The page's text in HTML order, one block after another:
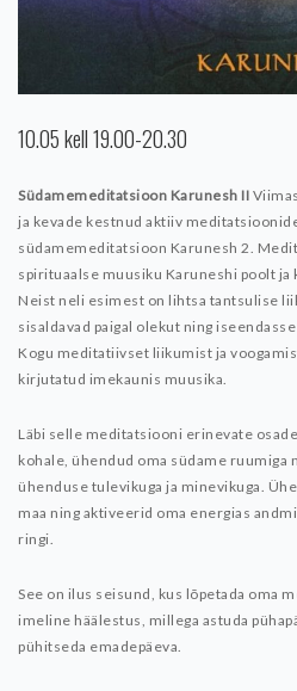
10.05 kell 19.00-20.30
Südamemeditatsioon Karunesh II
ja kevade kestnud aktiiv
südamemeditatsioon Karunesh 2.
spirituaalse muusiku Karuneshi poolt ja
Neist neli esimest on lihtsa tantsulise
sisaldavad paigal olekut ning
Kogu meditatiivset liikumist ja
kirjutatud imekaunis muusika.
Läbi selle meditatsiooni erinevate
kohale, ühendud oma südame ruumiga
ühenduse tulevikuga ja minevikuga.
maa ning aktiveerid oma energias
ringi.
See on ilus seisund, kus lõpetada oma
imeline häälestus, millega astuda
pühitseda emadepäeva.